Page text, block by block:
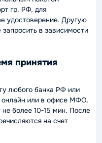
гр. РФ, для
удостоверение. Другую
в зависимости
принятия
любого банка РФ или
или в офисе МФО.
более 10-15 мин. После
на счет